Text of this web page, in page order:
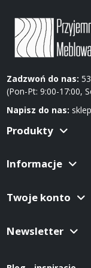
Zadzwoń do nas:
(Pon-Pt: 9:00-17:00,
Napisz do nas:
Produkty
Informacje
Twoje konto
Newsletter